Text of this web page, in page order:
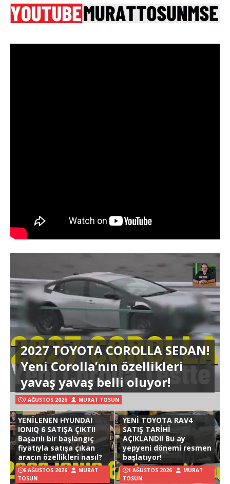
2027 TOYOTA COROLLA SEDAN!
Yeni Corolla’nın özellikleri
yavaş yavaş belli oluyor!
7 AĞUSTOS 2026 MURAT TOSUN
YENİLENEN HYUNDAI
IONIQ 6 SATIŞA ÇIKTI!
Başarılı bir başlangıç
fiyatıyla satışa çıkan
aracın özellikleri nasıl?
6 AĞUSTOS 2026
MURAT
TOSUN
YENİ TOYOTA RAV4
SATIŞ TARİHİ
AÇIKLANDI! Bu ay
yepyeni dönemi resmen
başlatıyor!
1 AĞUSTOS 2026
MURAT
TOSUN